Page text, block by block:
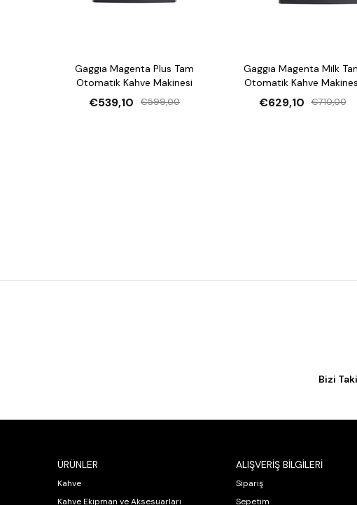
Gaggıa Magenta Plus Tam
Otomatik Kahve Makinesi
€539,10 €599,00
Gaggıa Magenta Milk
Otomatik Kahve
€629,10 €710,00
Bizi
ÜRÜNLER
Kahve
Kahve Ekipman ve Aksesuarları
ALIŞVERİŞ BİLGİLERİ
Sipariş
Sepetim